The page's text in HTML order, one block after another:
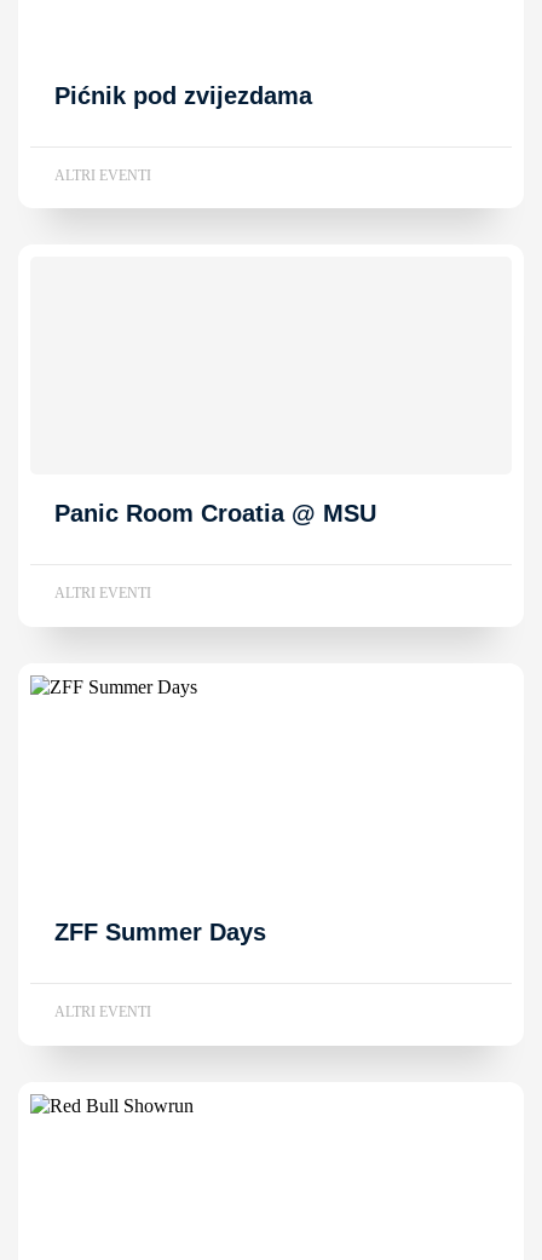
Pićnik pod zvijezdama
ALTRI EVENTI
Panic Room Croatia @ MSU
ALTRI EVENTI
ZFF Summer Days
ALTRI EVENTI